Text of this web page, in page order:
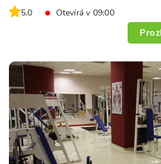
5.0
Otevírá v 09:00